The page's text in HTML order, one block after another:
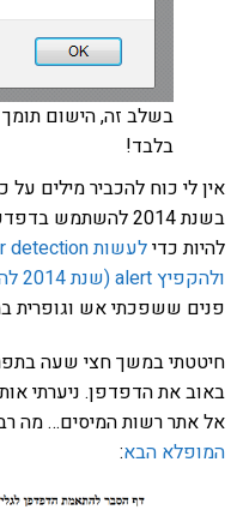
בלבד!
אין לי כוח להכביר מילים
בשנת 2014
להיות כדי
ולהקפיץ alert (שנת 2014 להזכירכם) למשתמשים
פנים ששפכתי אש וגופרית
חיטטתי במשך חצי שעה
באוב את הדפדפן. ניערתי
אל אתר רשות המיסים… מה
המופלא הבא: